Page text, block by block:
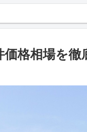
価格相場を